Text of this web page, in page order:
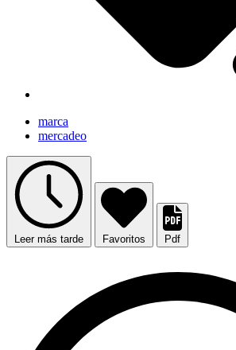
marca
mercadeo
Leer más tarde Favoritos Pdf